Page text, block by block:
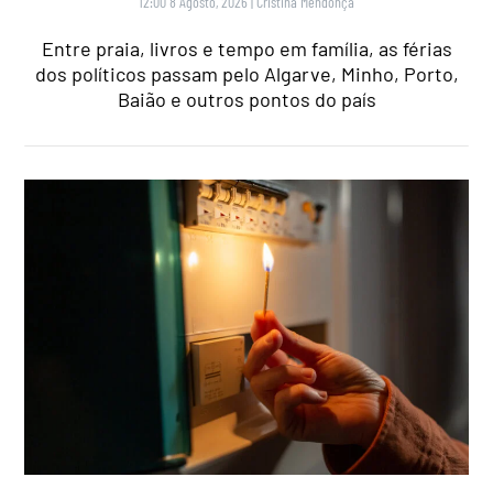
Entre praia, livros e tempo em família, as férias
dos políticos passam pelo Algarve, Minho, Porto,
Baião e outros pontos do país